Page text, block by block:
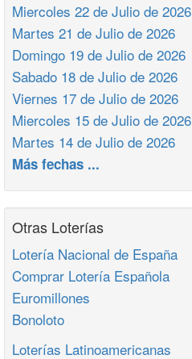
Miercoles 22 de Julio de 2026
Martes 21 de Julio de 2026
Domingo 19 de Julio de 2026
Sabado 18 de Julio de 2026
Viernes 17 de Julio de 2026
Miercoles 15 de Julio de 2026
Martes 14 de Julio de 2026
Más fechas ...
Otras Loterías
Lotería Nacional de España
Comprar Lotería Española
Euromillones
Bonoloto
Loterías Latinoamericanas